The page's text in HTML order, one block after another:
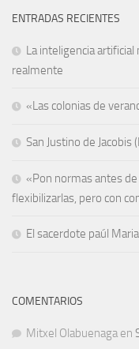
ENTRADAS RECIENTES
La inteligencia
realmente
«Las colonias de
San Justino de Jacobis
«Pon normas antes
flexibilizarlas, pero con
El sacerdote paúl
COMENTARIOS
Mitxel Olabuenaga en